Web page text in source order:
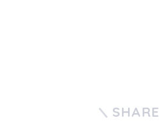
SHARE